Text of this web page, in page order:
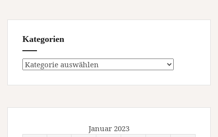
Kategorien
Kategorien
Januar 2023